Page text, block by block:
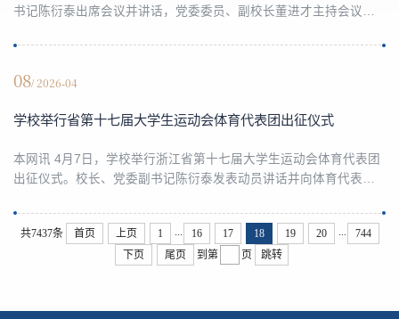
书记陈衍泰出席会议并讲话，党委委员、副校长董进才主持会议。
累，强化分析赋能。全体参会人员要读懂深析数据，以数据为抓手
科教学质量提升的“导航仪”，以数据积累夯实培养根基、破解发展难
08/ 2026-04
学校举行省第十七届大学生运动会体育代表团出征仪式
本网讯 4月7日，学校举行浙江省第十七届大学生运动会体育代表团
出征仪式。校长、党委副书记陈衍泰发表动员讲话并向体育代表团
人的重要载体，是“五育并举”的关键一环。学校持续推进体育教学改
革，打造浙财“人人会游泳”等特色品牌，广泛开展群众性体育活动，
育人成效显著提升，在各级各类赛事中屡创佳绩，充分彰显了浙财
共7437条 首页 上页 1 ... 16 17 18 19 20 ...
744
下页
尾页 到第 页 跳转